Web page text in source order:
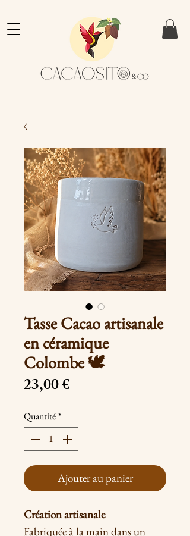
Tasse Cacao artisanale
en céramique
Colombe 🕊
23,00 €Prix
Quantité*
Ajouter au panier
Création artisanale
Fabriquée à la main dans un